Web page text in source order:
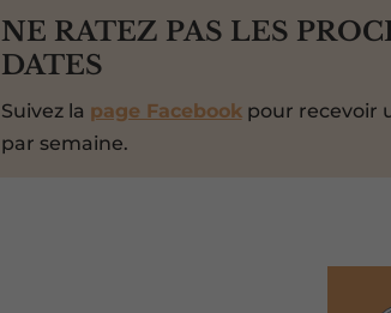
NE RATEZ PAS LES
DATES
Suivez la page Facebookpour recevoir
par semaine.